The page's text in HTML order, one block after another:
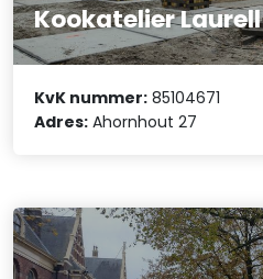
Kookatelier Laurell
KvK nummer: 85104671
Adres: Ahornhout 27